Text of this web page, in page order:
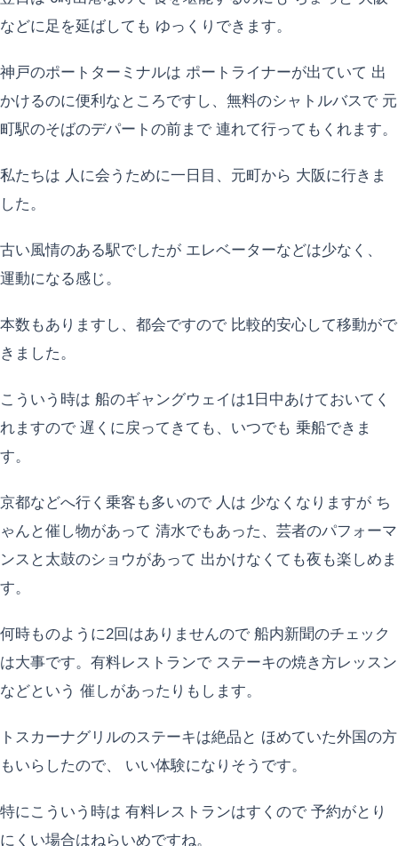
などに足を延ばしても ゆっくりできます。
神戸のポートターミナルは ポートライナーが出ていて 出
かけるのに便利なところですし、無料のシャトルバスで 元
町駅のそばのデパートの前まで 連れて行ってもくれます。
私たちは 人に会うために一日目、元町から 大阪に行きま
した。
古い風情のある駅でしたが エレベーターなどは少なく、
運動になる感じ。
本数もありますし、都会ですので 比較的安心して移動がで
きました。
こういう時は 船のギャングウェイは1日中あけておいてく
れますので 遅くに戻ってきても、いつでも 乗船できま
す。
京都などへ行く乗客も多いので 人は 少なくなりますが ち
ゃんと催し物があって 清水でもあった、芸者のパフォーマ
ンスと太鼓のショウがあって 出かけなくても夜も楽しめま
す。
何時ものように2回はありませんので 船内新聞のチェック
は大事です。有料レストランで ステーキの焼き方レッスン
などという 催しがあったりもします。
トスカーナグリルのステーキは絶品と ほめていた外国の方
もいらしたので、 いい体験になりそうです。
特にこういう時は 有料レストランはすくので 予約がとり
にくい場合はねらいめですね。